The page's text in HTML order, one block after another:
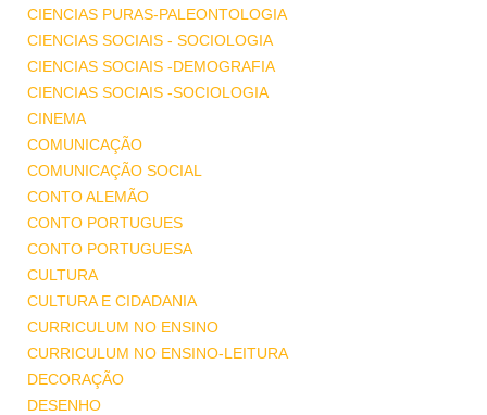
CIENCIAS PURAS-PALEONTOLOGIA
CIENCIAS SOCIAIS - SOCIOLOGIA
CIENCIAS SOCIAIS -DEMOGRAFIA
CIENCIAS SOCIAIS -SOCIOLOGIA
CINEMA
COMUNICAÇÃO
COMUNICAÇÃO SOCIAL
CONTO ALEMÃO
CONTO PORTUGUES
CONTO PORTUGUESA
CULTURA
CULTURA E CIDADANIA
CURRICULUM NO ENSINO
CURRICULUM NO ENSINO-LEITURA
DECORAÇÃO
DESENHO